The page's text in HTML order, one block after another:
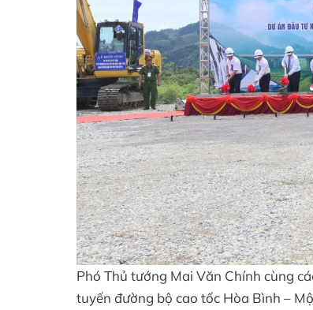
Phó Thủ tướng Mai Văn Chính cùng
tuyến đường bộ cao tốc Hòa Bình –